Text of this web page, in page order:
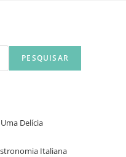
PESQUISAR
Delícia
Italiana